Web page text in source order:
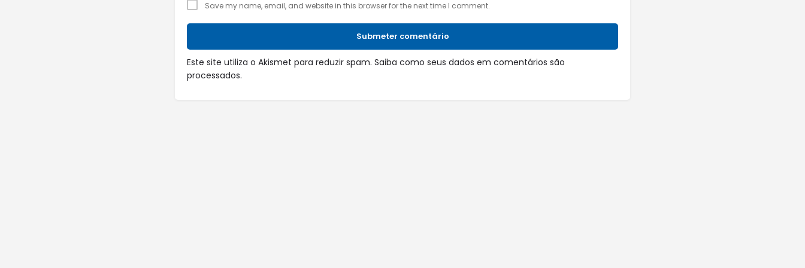
Save my name, email, and website in this browser for the next time I comment.
Submeter comentário
Este site utiliza o Akismet para reduzir spam. Saiba como seus dados em comentários são
processados.